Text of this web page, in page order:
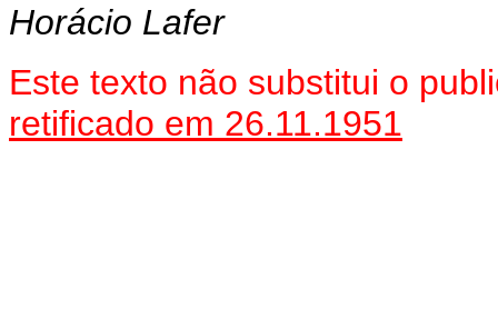
Horácio Lafer
Este texto não substitui o
retificado em 26.11.1951